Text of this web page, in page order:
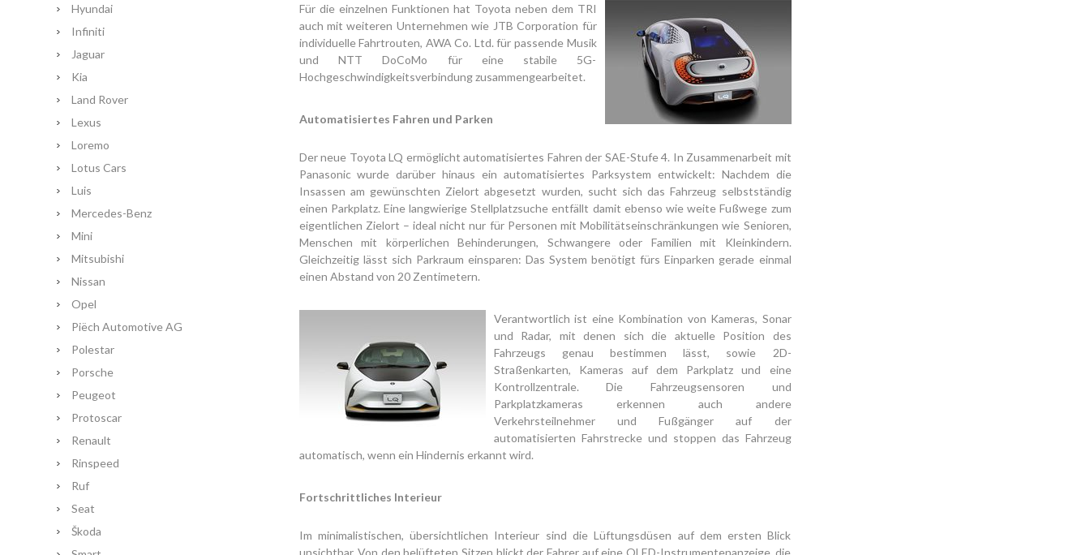
Für die einzelnen Funktionen hat Toyota neben dem TRI
auch mit weiteren Unternehmen wie JTB Corporation für
individuelle Fahrtrouten, AWA Co. Ltd. für passende Musik
und NTT DoCoMo für eine stabile 5G-
Hochgeschwindigkeitsverbindung zusammengearbeitet.
Automatisiertes Fahren und Parken
Der neue Toyota LQ ermöglicht automatisiertes Fahren der SAE-Stufe 4. In Zusammenarbeit mit
Panasonic wurde darüber hinaus ein automatisiertes Parksystem entwickelt: Nachdem die
Insassen am gewünschten Zielort abgesetzt wurden, sucht sich das Fahrzeug selbstständig
einen Parkplatz. Eine langwierige Stellplatzsuche entfällt damit ebenso wie weite Fußwege zum
eigentlichen Zielort – ideal nicht nur für Personen mit Mobilitätseinschränkungen wie Senioren,
Menschen mit körperlichen Behinderungen, Schwangere oder Familien mit Kleinkindern.
Gleichzeitig lässt sich Parkraum einsparen: Das System benötigt fürs Einparken gerade einmal
einen Abstand von 20 Zentimetern.
Verantwortlich ist eine Kombination von Kameras, Sonar
und Radar, mit denen sich die aktuelle Position des
Fahrzeugs genau bestimmen lässt, sowie 2D-
Straßenkarten, Kameras auf dem Parkplatz und eine
Kontrollzentrale. Die Fahrzeugsensoren und
Parkplatzkameras erkennen auch andere
Verkehrsteilnehmer und Fußgänger auf der
automatisierten Fahrstrecke und stoppen das Fahrzeug
automatisch, wenn ein Hindernis erkannt wird.
Fortschrittliches Interieur
Im minimalistischen, übersichtlichen Interieur sind die Lüftungsdüsen auf dem ersten Blick
Hyundai
Infiniti
Jaguar
Kia
Land Rover
Lexus
Loremo
Lotus Cars
Luis
Mercedes-Benz
Mini
Mitsubishi
Nissan
Opel
Piëch Automotive AG
Polestar
Porsche
Peugeot
Protoscar
Renault
Rinspeed
Ruf
Seat
Škoda